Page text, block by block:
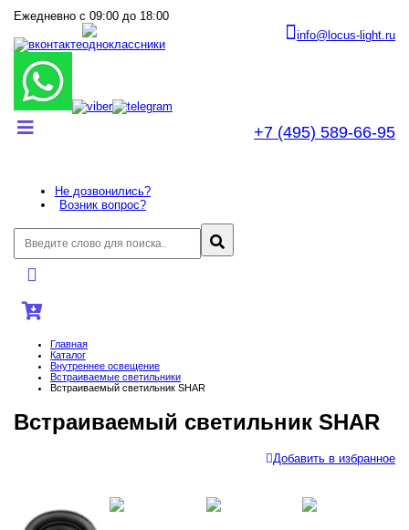
Ежедневно с 09:00 до 18:00
info@locus-light.ru
+7 (495) 589-66-95
Не дозвонились?
Возник вопрос?
Главная
Каталог
Внутреннее оcвещение
Встраиваемые светильники
Встраиваемый светильник SHAR
Встраиваемый светильник SHAR
Добавить в избранное